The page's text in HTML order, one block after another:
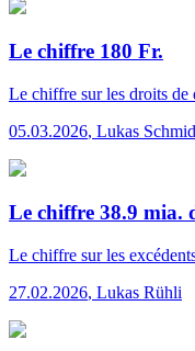
Le chiffre 180 Fr.
Le chiffre sur les droits de
05.03.2026, Lukas Schmid
Le chiffre 38.9 mia.
Le chiffre sur les
27.02.2026, Lukas Rühli